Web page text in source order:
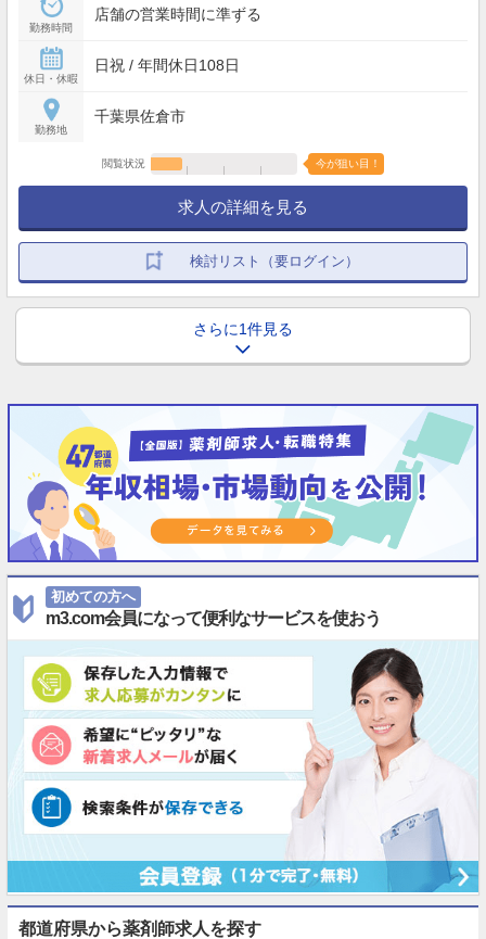
勤務時間
店舗の営業時間に準ずる
休日・休暇
日祝 / 年間休日108日
勤務地
千葉県佐倉市
閲覧状況 今が狙い目！
求人の詳細を見る
検討リスト（要ログイン）
さらに1件見る
初めての方へ
m3.com会員になって便利なサービスを使おう
都道府県から薬剤師求人を探す